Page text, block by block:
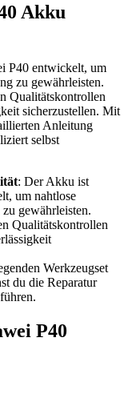
Akku
P40 entwickelt, um
zu gewährleisten.
Qualitätskontrollen
sicherzustellen. Mit
Anleitung
selbst
: Der Akku ist
um nahtlose
gewährleisten.
Qualitätskontrollen
Werkzeugset
du die Reparatur
P40